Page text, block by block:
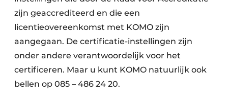
zijn geaccrediteerd en die een
licentieovereenkomst met KOMO zijn
aangegaan. De certificatie-instellingen zijn
onder andere verantwoordelijk voor het
certificeren. Maar u kunt KOMO natuurlijk ook
bellen op 085 – 486 24 20.